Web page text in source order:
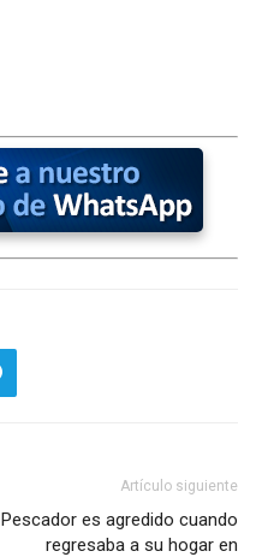
Artículo siguiente
Pescador es agredido cuando
regresaba a su hogar en